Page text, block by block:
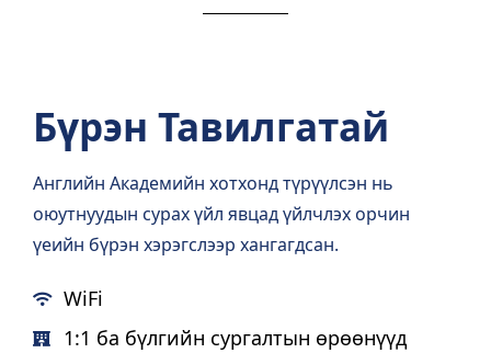
Бүрэн Тавилгатай
Английн Академийн хотхонд түрүүлсэн нь
оюутнуудын сурах үйл явцад үйлчлэх орчин
үеийн бүрэн хэрэгслээр хангагдсан.
WiFi
1:1 ба бүлгийн сургалтын өрөөнүүд